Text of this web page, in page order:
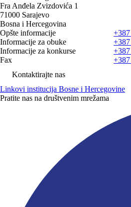
Fra Anđela Zvizdovića 1
71000 Sarajevo
Bosna i Hercegovina
Opšte informacije
Informacije za obuke
+387
Informacije za konkurse
Fax
Kontaktirajte nas
Linkovi institucija Bosne i Hercegovine
Pratite nas na društvenim mrežama